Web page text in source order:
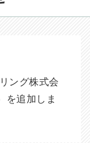
ング株式会
を追加しま